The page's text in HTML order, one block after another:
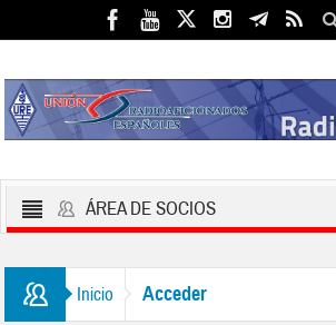
ÁREA DE SOCIOS
Inicio Acceder